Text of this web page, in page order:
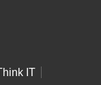
IT